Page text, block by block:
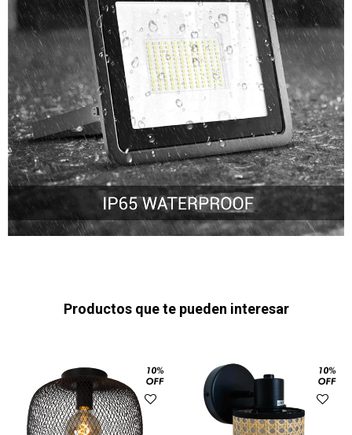
Productos que te pueden interesar